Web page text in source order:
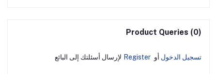
Product Queries (0)
تسجيل الدخول أو Register لإرسال أسئلتك إلى البائع